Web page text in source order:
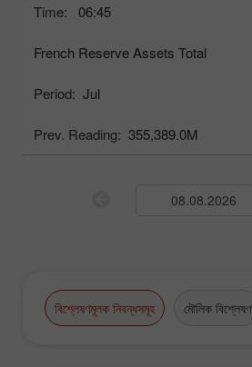
Time: 06:45
French Reserve Assets Total
Period: Jul
Prev. Reading: 355,389.0M
বিশ্লেষণমূলক নিবন্ধসমূহ মৌলিক বিশ্লেষণ